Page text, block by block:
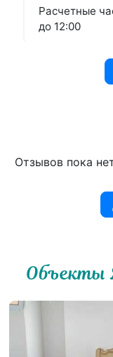
Расчетные
до 12:00
Отзывов пока
Объекты